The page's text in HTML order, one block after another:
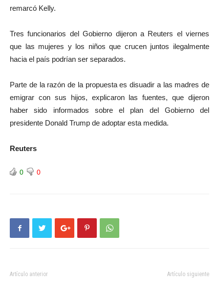
remarcó Kelly.
Tres funcionarios del Gobierno dijeron a Reuters el viernes
que las mujeres y los niños que crucen juntos ilegalmente
hacia el país podrían ser separados.
Parte de la razón de la propuesta es disuadir a las madres de
emigrar con sus hijos, explicaron las fuentes, que dijeron
haber sido informados sobre el plan del Gobierno del
presidente Donald Trump de adoptar esta medida.
Reuters
0 0
Artículo anterior Artículo siguiente